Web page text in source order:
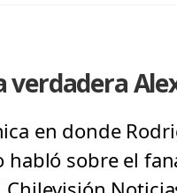
verdadera
en donde
habló sobre el